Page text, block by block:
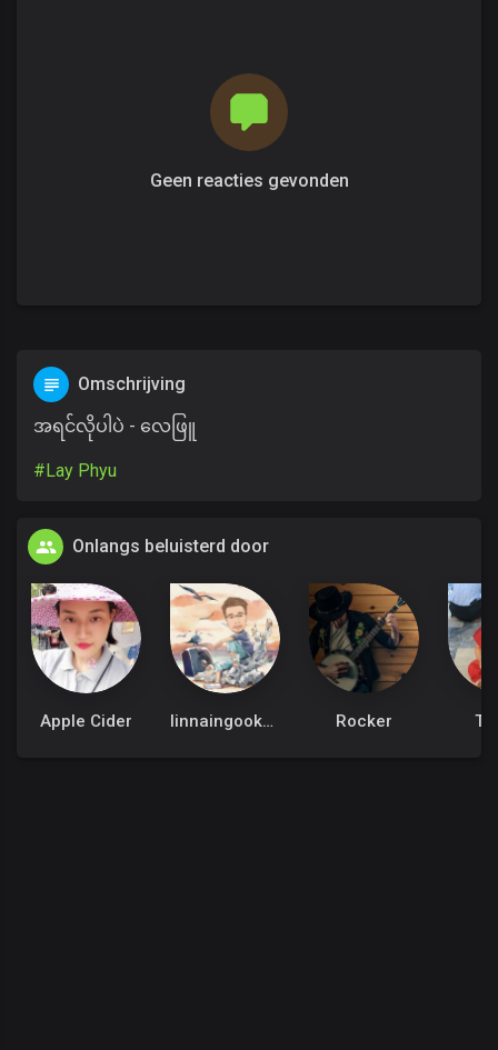
Geen reacties gevonden
Omschrijving
အရင်လိုပါပဲ - လေဖြူ
#Lay Phyu
Onlangs beluisterd door
Apple Cider linnaingookkm Rocker